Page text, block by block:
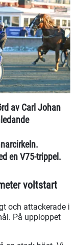
av Carl Johan
en V75-trippel.
voltstart
och attackerade i
På upploppet